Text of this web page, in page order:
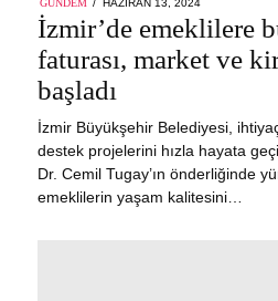
GÜNDEM
ON
HAZIRAN 13, 2024
İzmir’de emeklilere
faturası, market ve
başladı
İzmir Büyükşehir Belediyesi,
destek projelerini hızla hayata
Dr. Cemil Tugay’ın önderliğinde
emeklilerin yaşam kalitesini…